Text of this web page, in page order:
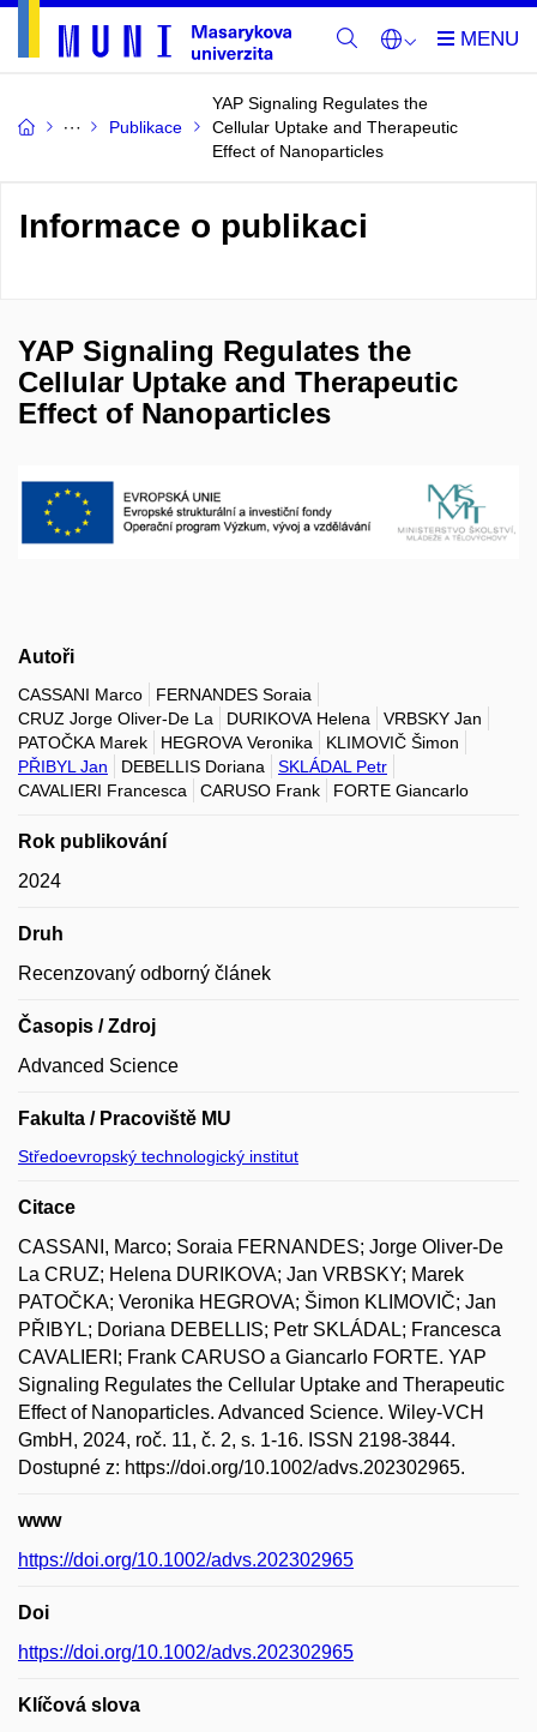
Publikace
YAP Signaling Regulates the
Cellular Uptake and Therapeutic
Effect of Nanoparticles
Informace o publikaci
YAP Signaling Regulates the
Cellular Uptake and Therapeutic
Effect of Nanoparticles
Autoři
CASSANI Marco
FERNANDES Soraia
CRUZ Jorge Oliver-De La
DURIKOVA Helena
VRBSKY Jan
PATOČKA Marek
HEGROVA Veronika
KLIMOVIČ Šimon
PŘIBYL Jan
DEBELLIS Doriana
SKLÁDAL Petr
CAVALIERI Francesca
CARUSO Frank FORTE Giancarlo
Rok publikování
2024
Druh
Recenzovaný odborný článek
Časopis / Zdroj
Advanced Science
Fakulta / Pracoviště MU
Středoevropský technologický institut
Citace
CASSANI, Marco; Soraia FERNANDES; Jorge Oliver-De
La CRUZ; Helena DURIKOVA; Jan VRBSKY; Marek
PATOČKA; Veronika HEGROVA; Šimon KLIMOVIČ; Jan
PŘIBYL; Doriana DEBELLIS; Petr SKLÁDAL; Francesca
CAVALIERI; Frank CARUSO a Giancarlo FORTE. YAP
Signaling Regulates the Cellular Uptake and Therapeutic
Effect of Nanoparticles. Advanced Science. Wiley-VCH
GmbH, 2024, roč. 11, č. 2, s. 1-16. ISSN 2198-3844.
Dostupné z: https://doi.org/10.1002/advs.202302965.
www
https://doi.org/10.1002/advs.202302965
Doi
https://doi.org/10.1002/advs.202302965
Klíčová slova